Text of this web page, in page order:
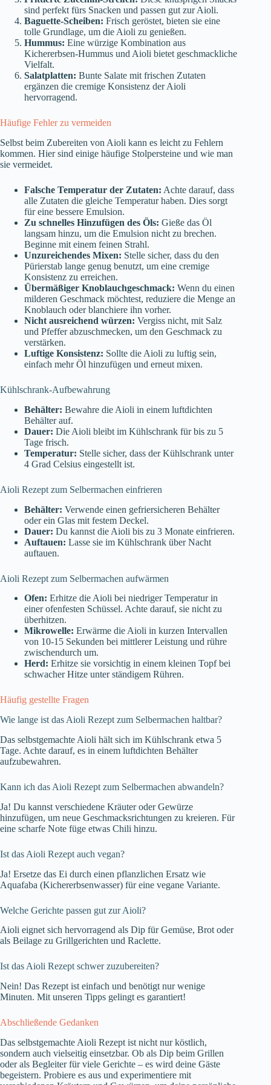
sind perfekt fürs Snacken und passen gut zur Aioli.
Baguette-Scheiben: Frisch geröstet, bieten sie eine
tolle Grundlage, um die Aioli zu genießen.
Hummus: Eine würzige Kombination aus
Kichererbsen-Hummus und Aioli bietet geschmackliche
Vielfalt.
Salatplatten: Bunte Salate mit frischen Zutaten
ergänzen die cremige Konsistenz der Aioli
hervorragend.
Häufige Fehler zu vermeiden
Selbst beim Zubereiten von Aioli kann es leicht zu Fehlern
kommen. Hier sind einige häufige Stolpersteine und wie man
sie vermeidet.
Falsche Temperatur der Zutaten: Achte darauf, dass
alle Zutaten die gleiche Temperatur haben. Dies sorgt
für eine bessere Emulsion.
Zu schnelles Hinzufügen des Öls: Gieße das Öl
langsam hinzu, um die Emulsion nicht zu brechen.
Beginne mit einem feinen Strahl.
Unzureichendes Mixen: Stelle sicher, dass du den
Pürierstab lange genug benutzt, um eine cremige
Konsistenz zu erreichen.
Übermäßiger Knoblauchgeschmack: Wenn du einen
milderen Geschmack möchtest, reduziere die Menge an
Knoblauch oder blanchiere ihn vorher.
Nicht ausreichend würzen: Vergiss nicht, mit Salz
und Pfeffer abzuschmecken, um den Geschmack zu
verstärken.
Luftige Konsistenz: Sollte die Aioli zu luftig sein,
einfach mehr Öl hinzufügen und erneut mixen.
Kühlschrank-Aufbewahrung
Behälter: Bewahre die Aioli in einem luftdichten
Behälter auf.
Dauer: Die Aioli bleibt im Kühlschrank für bis zu 5
Tage frisch.
Temperatur: Stelle sicher, dass der Kühlschrank unter
4 Grad Celsius eingestellt ist.
Aioli Rezept zum Selbermachen einfrieren
Behälter: Verwende einen gefriersicheren Behälter
oder ein Glas mit festem Deckel.
Dauer: Du kannst die Aioli bis zu 3 Monate einfrieren.
Auftauen: Lasse sie im Kühlschrank über Nacht
auftauen.
Aioli Rezept zum Selbermachen aufwärmen
Ofen: Erhitze die Aioli bei niedriger Temperatur in
einer ofenfesten Schüssel. Achte darauf, sie nicht zu
überhitzen.
Mikrowelle: Erwärme die Aioli in kurzen Intervallen
von 10-15 Sekunden bei mittlerer Leistung und rühre
zwischendurch um.
Herd: Erhitze sie vorsichtig in einem kleinen Topf bei
schwacher Hitze unter ständigem Rühren.
Häufig gestellte Fragen
Wie lange ist das Aioli Rezept zum Selbermachen haltbar?
Das selbstgemachte Aioli hält sich im Kühlschrank etwa 5
Tage. Achte darauf, es in einem luftdichten Behälter
aufzubewahren.
Kann ich das Aioli Rezept zum Selbermachen abwandeln?
Ja! Du kannst verschiedene Kräuter oder Gewürze
hinzufügen, um neue Geschmacksrichtungen zu kreieren. Für
eine scharfe Note füge etwas Chili hinzu.
Ist das Aioli Rezept auch vegan?
Ja! Ersetze das Ei durch einen pflanzlichen Ersatz wie
Aquafaba (Kichererbsenwasser) für eine vegane Variante.
Welche Gerichte passen gut zur Aioli?
Aioli eignet sich hervorragend als Dip für Gemüse, Brot oder
als Beilage zu Grillgerichten und Raclette.
Ist das Aioli Rezept schwer zuzubereiten?
Nein! Das Rezept ist einfach und benötigt nur wenige
Minuten. Mit unseren Tipps gelingt es garantiert!
Abschließende Gedanken
Das selbstgemachte Aioli Rezept ist nicht nur köstlich,
sondern auch vielseitig einsetzbar. Ob als Dip beim Grillen
oder als Begleiter für viele Gerichte – es wird deine Gäste
begeistern. Probiere es aus und experimentiere mit